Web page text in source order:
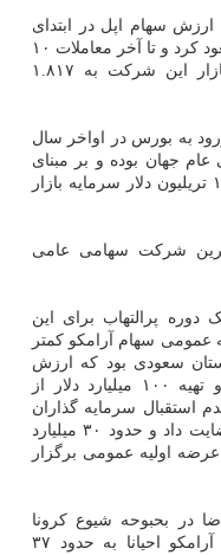
سهام اپل در ابتدای
معاملات روز جمعه تا رکورد ۴۱۲ دلار صعود کرد و تا آخر معاملات ۱۰
درصد جهش یافت و ارزش سرمایه بازار این شرکت به ۱.۸۱۷
به بورس در اواخر سال
جهان بوده و بر مبنای
آخرین قیمت نهایی معاملات بورس، ۱.۷۶ تریلیون دلار سرمایه بازار
شرکت سهامی عامی
دوره پرالتهاب برای این
سهام آرامکو کمتر
سعودی بود که ارزش
گذاری دو تریلیون دلاری برای آرامکو و تهیه ۱۰۰ میلیارد دلار از
استقبال سرمایه گذاران
خارجی، دولت به عرضه اولیه داخلی رضایت داد و حدود ۳۰ میلیارد
اولیه عمومی برگزار
در بحبوحه شیوع کرونا
سقوط کرده اند. درآمد سه ماهه دوم آرامکو احیانا به حدود ۳۷